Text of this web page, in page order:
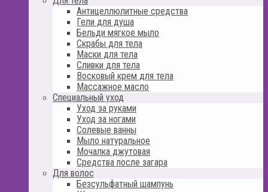
Антицеллюлитные средства
Гели для душа
Бельди мягкое мыло
Скрабы для тела
Маски для тела
Сливки для тела
Восковый крем для тела
Массажное масло
Специальный уход
Уход за руками
Уход за ногами
Солевые ванны
Мыло натуральное
Мочалка джутовая
Средства после загара
Для волос
Безсульфатный шампунь